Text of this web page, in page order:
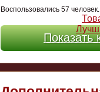
Воспользовались 57 человек.
Показать